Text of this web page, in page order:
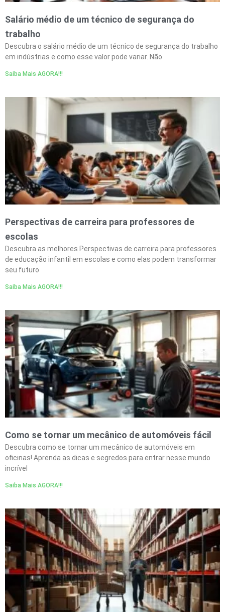
Salário médio de um técnico de segurança do
trabalho
Descubra o salário médio de um técnico de segurança do trabalho
em indústrias e como esse valor pode variar. Não
Saiba Mais AGORA!!!
Perspectivas de carreira para professores de
escolas
Descubra as melhores Perspectivas de carreira para professores
de educação infantil em escolas e como elas podem transformar
seu futuro
Saiba Mais AGORA!!!
Como se tornar um mecânico de automóveis fácil
Descubra como se tornar um mecânico de automóveis em
oficinas! Aprenda as dicas e segredos para entrar nesse mundo
incrível
Saiba Mais AGORA!!!